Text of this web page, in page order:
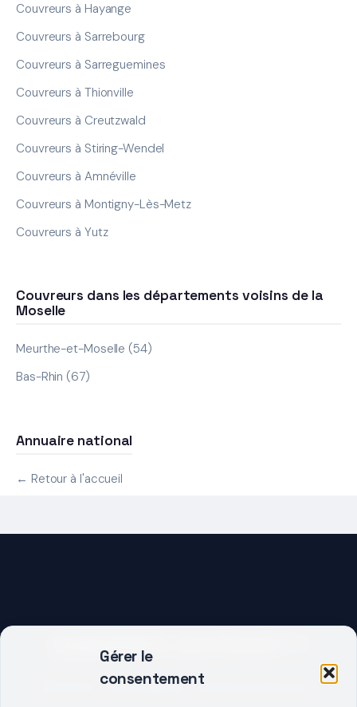
Gérer le
consentement
Couvreurs à Hayange
Couvreurs à Sarrebourg
Couvreurs à Sarreguemines
Couvreurs à Thionville
Couvreurs à Creutzwald
Couvreurs à Stiring-Wendel
Couvreurs à Amnéville
Couvreurs à Montigny-Lès-Metz
Couvreurs à Yutz
Couvreurs dans les départements voisins de la
Moselle
Meurthe-et-Moselle (54)
Bas-Rhin (67)
Annuaire national
← Retour à l'accueil
DEMARRER UN PROJET ?
Décrivez votre besoin, trouvez le bon pro.